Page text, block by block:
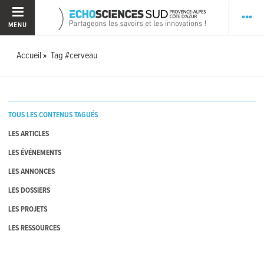
MENU
Accueil Tag #cerveau
TOUS LES CONTENUS TAGUÉS
LES ARTICLES
LES ÉVÉNEMENTS
LES ANNONCES
LES DOSSIERS
LES PROJETS
LES RESSOURCES